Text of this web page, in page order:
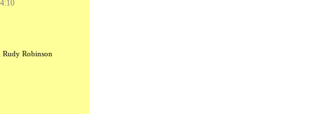
4:10
Rudy Robinson